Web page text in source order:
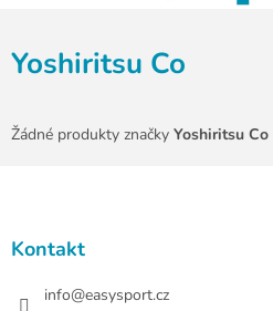
Yoshiritsu Co
Žádné produkty značky Yoshiritsu Co
Kontakt
info@easysport.cz